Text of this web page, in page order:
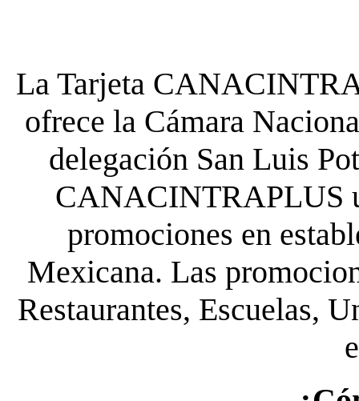
La Tarjeta
ofrece la Cámara
delegación San Luis
CANACINTRAPLUS
promociones en
Mexicana. Las
Restaurantes, Escuelas,